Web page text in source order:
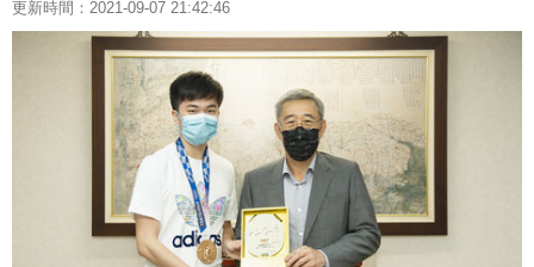
更新時間：2021-09-07 21:42:46